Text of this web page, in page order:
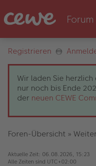
Registrieren
Wir laden Sie
nur noch bis Ende
der neuen CEWE
Foren-Übersicht »
Aktuelle Zeit: 06.08.2026, 15:23
Alle Zeiten sind UTC+02:00